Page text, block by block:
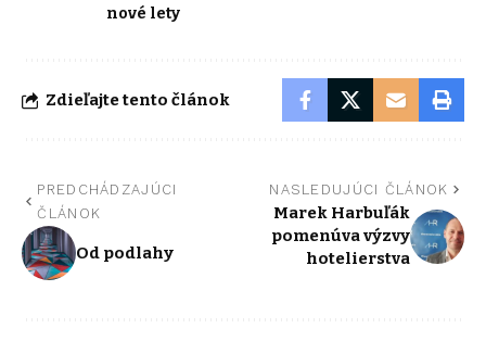
nové lety
Zdieľajte tento článok
PREDCHÁDZAJÚCI
ČLÁNOK
Od podlahy
NASLEDUJÚCI ČLÁNOK
Marek Harbuľák
pomenúva výzvy
hotelierstva